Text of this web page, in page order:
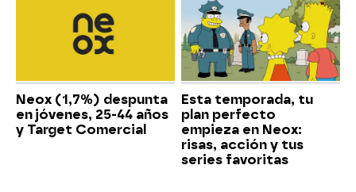
Neox (1,7%) despunta
en jóvenes, 25-44 años
y Target Comercial
Esta temporada, tu
plan perfecto
empieza en Neox:
risas, acción y tus
series favoritas